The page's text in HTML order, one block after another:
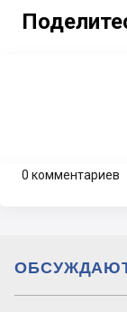
0 комментариев